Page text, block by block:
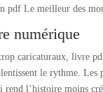
Le meilleur des
numérique
caricaturaux, livre
le rythme. Les
rend l’histoire moins